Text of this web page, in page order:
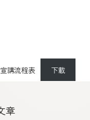
講流程表 下載
章